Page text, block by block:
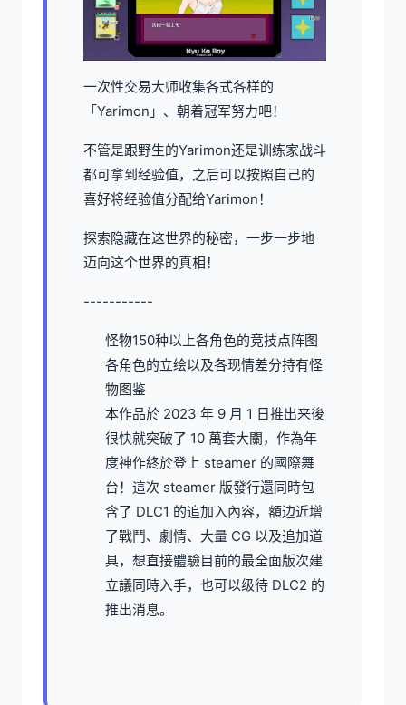
一次性交易大师收集各式各样的
「Yarimon」、朝着冠军努力吧！
不管是跟野生的Yarimon还是训练家战斗
都可拿到经验值，之后可以按照自己的
喜好将经验值分配给Yarimon！
探索隐藏在这世界的秘密，一步一步地
迈向这个世界的真相！
-----------
怪物150种以上各角色的竞技点阵图
各角色的立绘以及各现情差分持有怪
物图鉴
本作品於 2023 年 9 月 1 日推出来後
很快就突破了 10 萬套大關，作為年
度神作終於登上 steamer 的國際舞
台！這次 steamer 版發行還同時包
含了 DLC1 的追加入內容，額边近增
了戰鬥、劇情、大量 CG 以及追加道
具，想直接體驗目前的最全面版次建
立議同時入手，也可以级待 DLC2 的
推出消息。